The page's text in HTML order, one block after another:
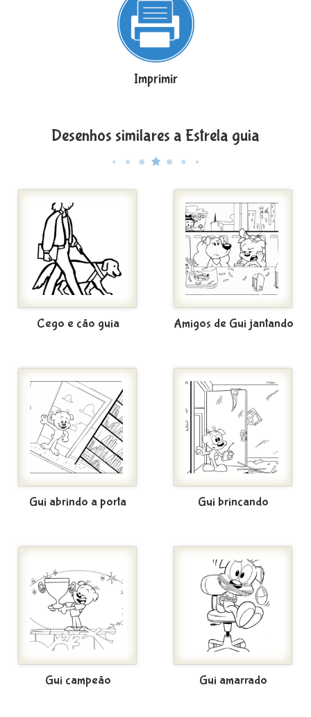
Imprimir
Desenhos similares a Estrela guia
Cego e cão guia Amigos de Gui jantando
Gui abrindo a porta Gui brincando
Gui campeão Gui amarrado